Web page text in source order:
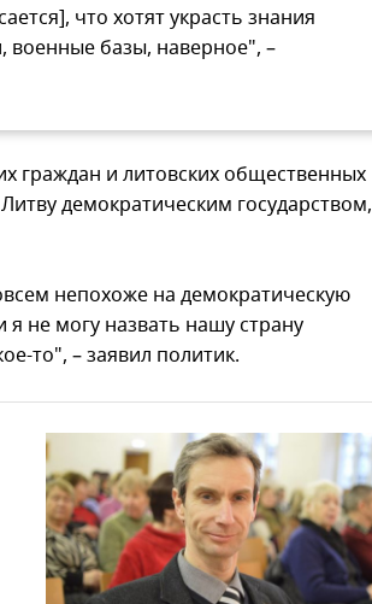
что хотят украсть знания
военные базы, наверное", –
граждан и литовских общественных
демократическим государством,
непохоже на демократическую
не могу назвать нашу страну
то", – заявил политик.